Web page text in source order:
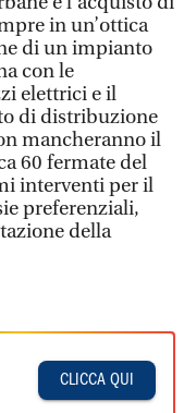
in un’ottica
di un impianto
con le
elettrici e il
di distribuzione
mancheranno il
60 fermate del
interventi per il
preferenziali,
della
CLICCA QUI